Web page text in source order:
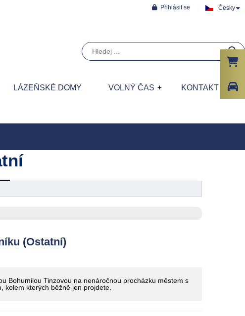
Česky
Přihlásit se
LÁZEŇSKÉ DOMY VOLNÝ ČAS
KONTAKT
(Ostatní)
Bohumilou Tinzovou na nenáročnou procházku městem s
kolem kterých běžně jen projdete.